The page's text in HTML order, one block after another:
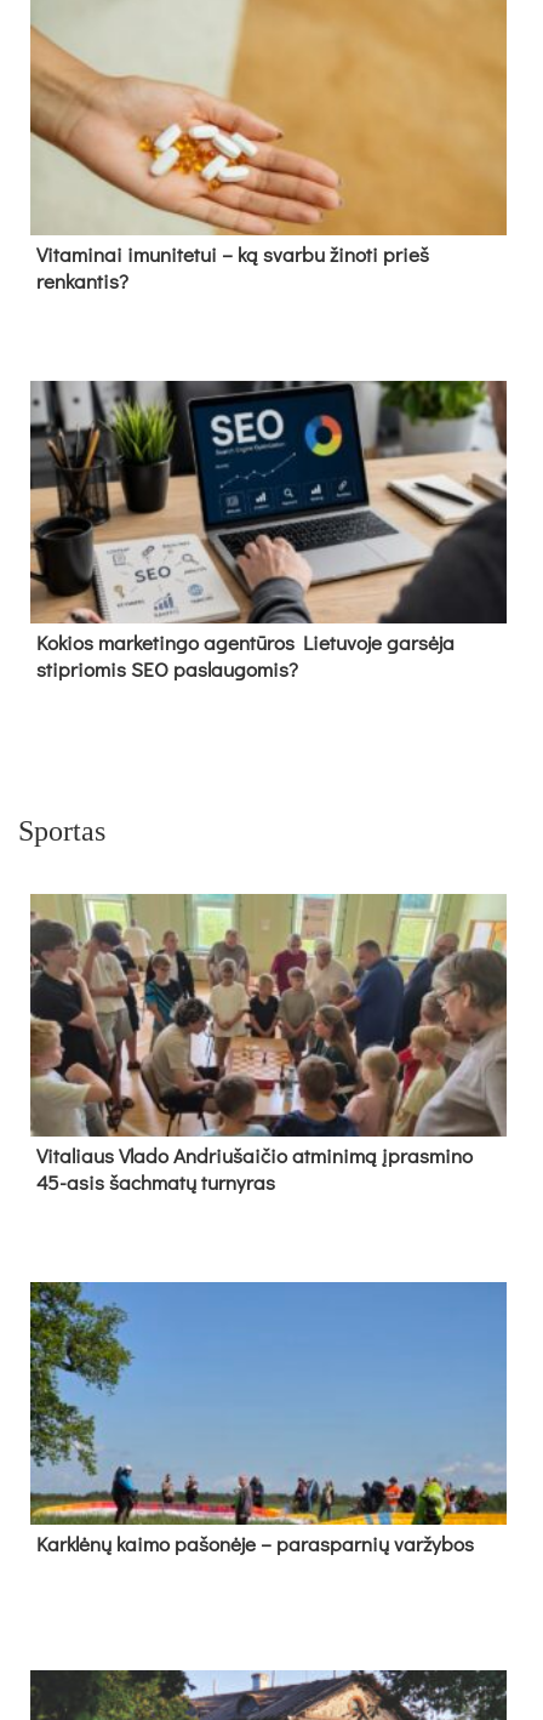
Vitaminai imunitetui – ką svarbu žinoti prieš
renkantis?
Kokios marketingo agentūros Lietuvoje garsėja
stipriomis SEO paslaugomis?
Sportas
Vi­ta­liaus Vla­do And­riu­šai­čio at­mi­ni­mą įpras­mi­no
45-asis šach­ma­tų tur­ny­ras
Kark­lė­nų kai­mo pa­šo­nė­je – pa­ras­par­nių var­žy­bos